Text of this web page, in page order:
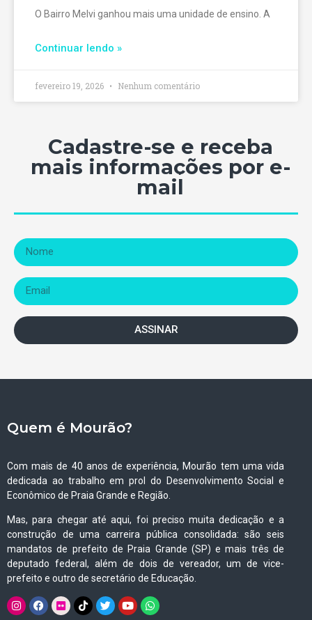
O Bairro Melvi ganhou mais uma unidade de ensino. A
Continuar lendo »
fevereiro 19, 2026 Nenhum comentário
Cadastre-se e receba
mais informações por e-
mail
ASSINAR
Quem é Mourão?
Com mais de 40 anos de experiência, Mourão tem uma vida
dedicada ao trabalho em prol do Desenvolvimento Social e
Econômico de Praia Grande e Região.
Mas, para chegar até aqui, foi preciso muita dedicação e a
construção de uma carreira pública consolidada: são seis
mandatos de prefeito de Praia Grande (SP) e mais três de
deputado federal, além de dois de vereador, um de vice-
prefeito e outro de secretário de Educação.